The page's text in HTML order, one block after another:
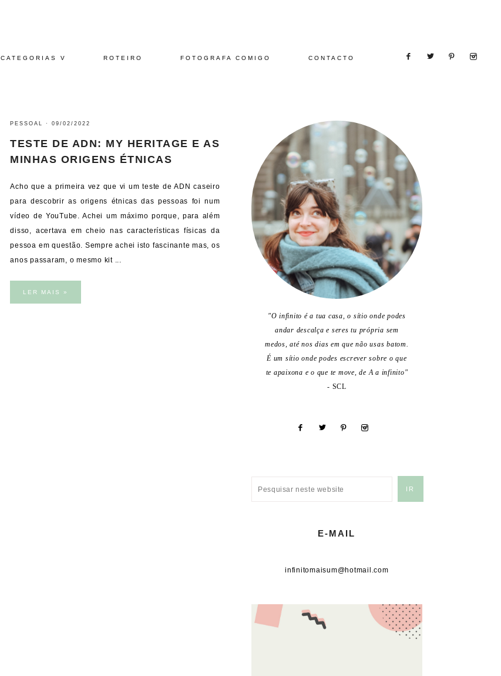
CATEGORIAS V ROTEIRO FOTOGRAFA COMIGO CONTACTO
PESSOAL ·09/02/2022
TESTE DE ADN: MY HERITAGE E AS
MINHAS ORIGENS ÉTNICAS
Acho que a primeira vez que vi um teste de ADN caseiro
para descobrir as origens étnicas das pessoas foi num
vídeo de YouTube. Achei um máximo porque, para além
disso, acertava em cheio nas características físicas da
pessoa em questão. Sempre achei isto fascinante mas, os
anos passaram, o mesmo kit ...
LER MAIS »
"O infinito é a tua casa, o sítio onde podes
andar descalça e seres tu própria sem
medos, até nos dias em que não usas batom.
É um sítio onde podes escrever sobre o que
te apaixona e o que te move, de A a infinito"
- SCL
E-MAIL
infinitomaisum@hotmail.com